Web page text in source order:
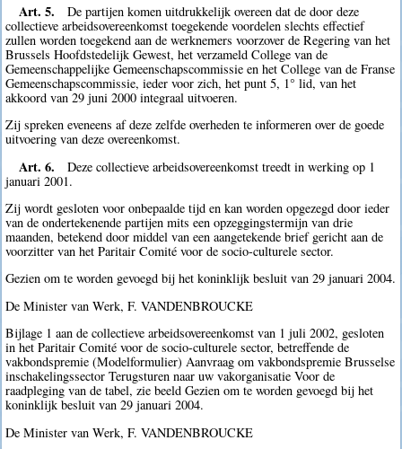
Art. 5.
De partijen komen uitdrukkelijk overeen dat de door deze
collectieve arbeidsovereenkomst toegekende voordelen slechts effectief
zullen worden toegekend aan de werknemers voorzover de Regering van het
Brussels Hoofdstedelijk Gewest, het verzameld College van de
Gemeenschappelijke Gemeenschapscommissie en het College van de Franse
Gemeenschapscommissie, ieder voor zich, het punt 5, 1° lid, van het
akkoord van 29 juni 2000 integraal uitvoeren.
Zij spreken eveneens af deze zelfde overheden te informeren over de goede
uitvoering van deze overeenkomst.
Art. 6.
Deze collectieve arbeidsovereenkomst treedt in werking op 1
januari 2001.
Zij wordt gesloten voor onbepaalde tijd en kan worden opgezegd door ieder
van de ondertekenende partijen mits een opzeggingstermijn van drie
maanden, betekend door middel van een aangetekende brief gericht aan de
voorzitter van het Paritair Comité voor de socio-culturele sector.
Gezien om te worden gevoegd bij het koninklijk besluit van 29 januari 2004.
De Minister van Werk, F. VANDENBROUCKE
Bijlage 1 aan de collectieve arbeidsovereenkomst van 1 juli 2002, gesloten
in het Paritair Comité voor de socio-culturele sector, betreffende de
vakbondspremie (Modelformulier) Aanvraag om vakbondspremie Brusselse
inschakelingssector Terugsturen naar uw vakorganisatie Voor de
raadpleging van de tabel, zie beeld Gezien om te worden gevoegd bij het
koninklijk besluit van 29 januari 2004.
De Minister van Werk, F. VANDENBROUCKE